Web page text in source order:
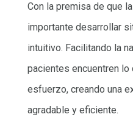
Con la premisa de que
importante desarrollar
intuitivo. Facilitando la
pacientes encuentren
esfuerzo, creando una
agradable y eficiente.